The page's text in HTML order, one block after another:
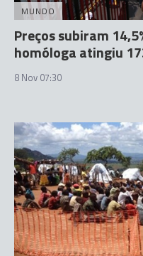
MUNDO
Preços subiram
homóloga atingiu
8 Nov 07:30